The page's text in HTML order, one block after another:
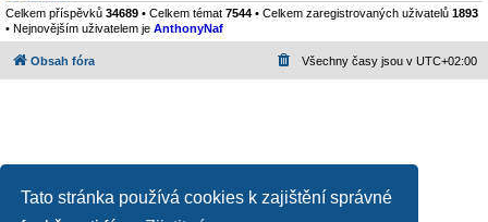
Tato stránka používá cookies k zajištění správné
Celkem příspěvků 34689 • Celkem témat 7544 • Celkem zaregistrovaných uživatelů 1893
• Nejnovějším uživatelem je AnthonyNaf
Obsah fóra Všechny časy jsou v UTC+02:00